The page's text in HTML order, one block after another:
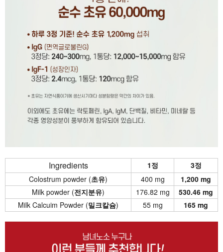
Ingredients 1정
3정
Colostrum powder (초유) 400 mg
1,200 mg
Milk powder (전지분유) 176.82 mg
530.46 mg
Milk Calcuim Powder (밀크칼슘) 55 mg 165 mg